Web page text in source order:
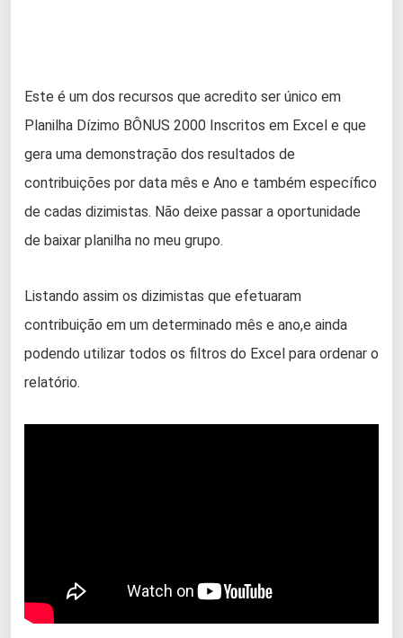
Este é um dos recursos que acredito ser único em
Planilha Dízimo BÔNUS 2000 Inscritos em Excel e que
gera uma demonstração dos resultados de
contribuições por data mês e Ano e também específico
de cadas dizimistas. Não deixe passar a oportunidade
de baixar planilha no meu grupo.
Listando assim os dizimistas que efetuaram
contribuição em um determinado mês e ano,e ainda
podendo utilizar todos os filtros do Excel para ordenar o
relatório.